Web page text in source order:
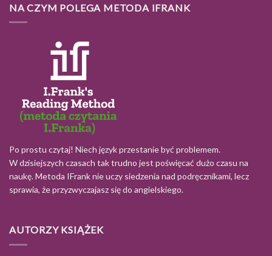
NA CZYM POLEGA METODA IFRANK
Po prostu czytaj! Niech język przestanie być problemem.
W dzisiejszych czasach tak trudno jest poświęcać dużo czasu na
naukę. Metoda IFrank nie uczy siedzenia nad podręcznikami, lecz
sprawia, że przyzwyczajasz się do angielskiego.
AUTORZY KSIĄŻEK